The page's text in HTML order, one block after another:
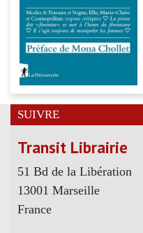
SUIVRE
Transit Librairie
51 Bd de la Libération
13001 Marseille
France